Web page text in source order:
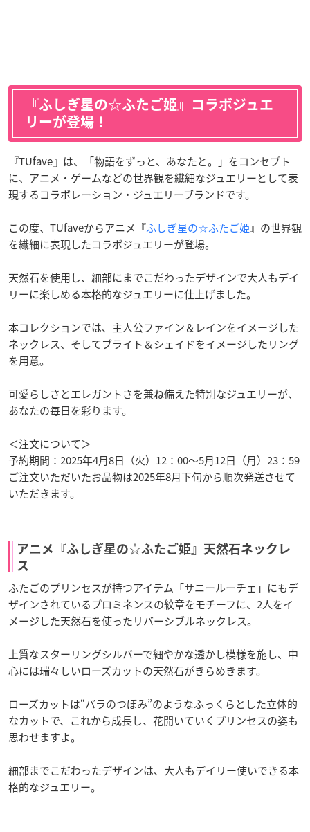
『ふしぎ星の☆ふたご姫』コラボジュエ
リーが登場！
『TUfave』は、「物語をずっと、あなたと。」をコンセプト
に、アニメ・ゲームなどの世界観を繊細なジュエリーとして表
現するコラボレーション・ジュエリーブランドです。
この度、TUfaveからアニメ『ふしぎ星の☆ふたご姫』の世界観
を繊細に表現したコラボジュエリーが登場。
天然石を使用し、細部にまでこだわったデザインで大人もデイ
リーに楽しめる本格的なジュエリーに仕上げました。
本コレクションでは、主人公ファイン＆レインをイメージした
ネックレス、そしてブライト＆シェイドをイメージしたリング
を用意。
可愛らしさとエレガントさを兼ね備えた特別なジュエリーが、
あなたの毎日を彩ります。
＜注文について＞
予約期間：2025年4月8日（火）12：00～5月12日（月）23：59
ご注文いただいたお品物は2025年8月下旬から順次発送させて
いただきます。
アニメ『ふしぎ星の☆ふたご姫』天然石ネックレ
ス
ふたごのプリンセスが持つアイテム「サニールーチェ」にもデ
ザインされているプロミネンスの紋章をモチーフに、2人をイ
メージした天然石を使ったリバーシブルネックレス。
上質なスターリングシルバーで細やかな透かし模様を施し、中
心には瑞々しいローズカットの天然石がきらめきます。
ローズカットは“バラのつぼみ”のようなふっくらとした立体的
なカットで、これから成長し、花開いていくプリンセスの姿も
思わせますよ。
細部までこだわったデザインは、大人もデイリー使いできる本
格的なジュエリー。